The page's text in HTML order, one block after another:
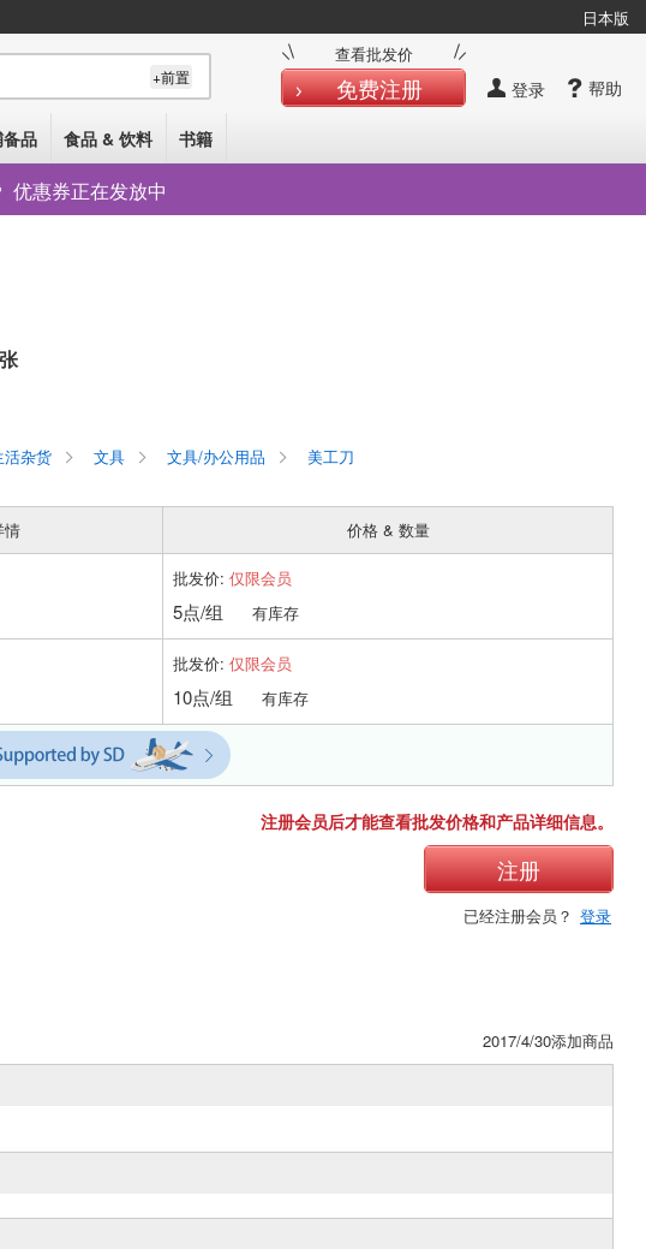
日本版
帮助
登录
查看批发价
免费注册
+前置
备品 食品 & 饮料 书籍
优惠券正在发放中
活杂货 文具 文具/办公用品
美工刀
情
价格 & 数量
批发价: 仅限会员
5点/组 有库存
批发价: 仅限会员
10点/组 有库存
注册会员后才能查看批发价格和产品详细信息。
注册
已经注册会员？ 登录
2017/4/30添加商品